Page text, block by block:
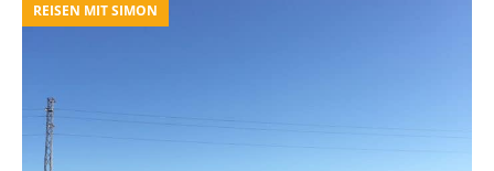
REISEN MIT SIMON